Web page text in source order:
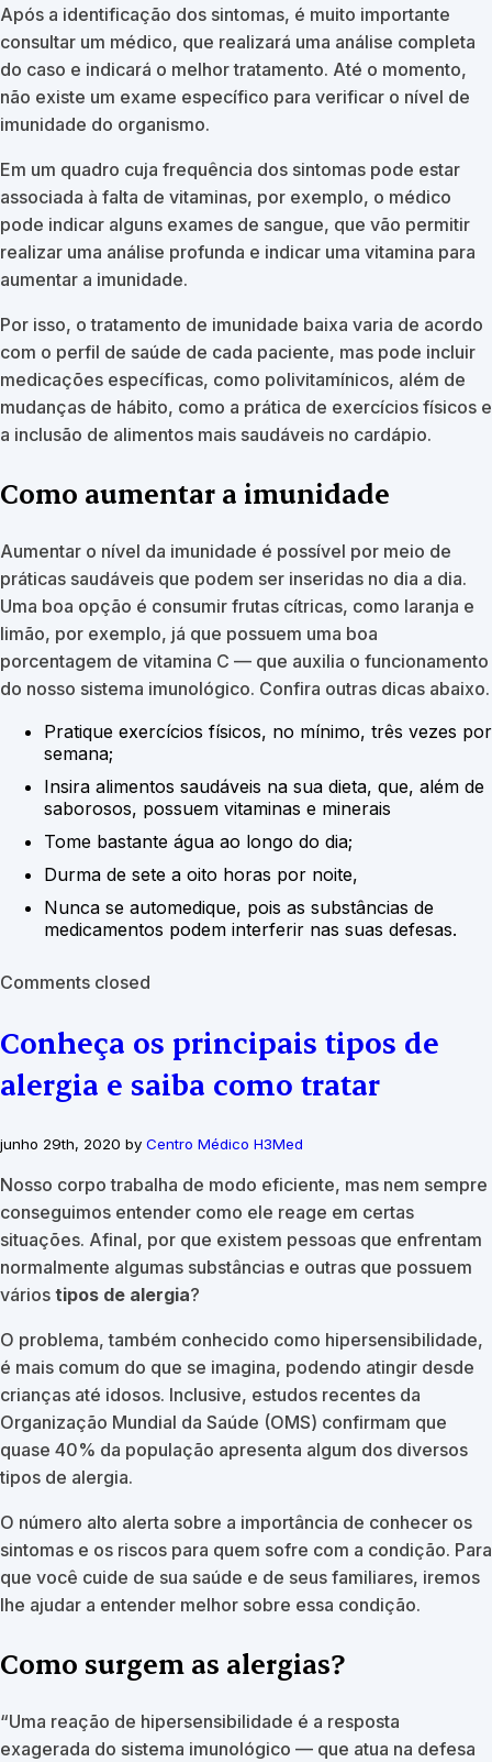
Após a identificação dos sintomas, é muito importante
consultar um médico, que realizará uma análise completa
do caso e indicará o melhor tratamento. Até o momento,
não existe um exame específico para verificar o nível de
imunidade do organismo.
Em um quadro cuja frequência dos sintomas pode estar
associada à falta de vitaminas, por exemplo, o médico
pode indicar alguns exames de sangue, que vão permitir
realizar uma análise profunda e indicar uma vitamina para
aumentar a imunidade.
Por isso, o tratamento de imunidade baixa varia de acordo
com o perfil de saúde de cada paciente, mas pode incluir
medicações específicas, como polivitamínicos, além de
mudanças de hábito, como a prática de exercícios físicos e
a inclusão de alimentos mais saudáveis no cardápio.
Como aumentar a imunidade
Aumentar o nível da imunidade é possível por meio de
práticas saudáveis que podem ser inseridas no dia a dia.
Uma boa opção é consumir frutas cítricas, como laranja e
limão, por exemplo, já que possuem uma boa
porcentagem de vitamina C — que auxilia o funcionamento
do nosso sistema imunológico. Confira outras dicas abaixo.
Pratique exercícios físicos, no mínimo, três vezes por
semana;
Insira alimentos saudáveis na sua dieta, que, além de
saborosos, possuem vitaminas e minerais
Tome bastante água ao longo do dia;
Durma de sete a oito horas por noite,
Nunca se automedique, pois as substâncias de
medicamentos podem interferir nas suas defesas.
Comments closed
Conheça os principais tipos de
alergia e saiba como tratar
junho 29th, 2020 by Centro Médico H3Med
Nosso corpo trabalha de modo eficiente, mas nem sempre
conseguimos entender como ele reage em certas
situações. Afinal, por que existem pessoas que enfrentam
normalmente algumas substâncias e outras que possuem
vários tipos de alergia?
O problema, também conhecido como hipersensibilidade,
é mais comum do que se imagina, podendo atingir desde
crianças até idosos. Inclusive, estudos recentes da
Organização Mundial da Saúde (OMS) confirmam que
quase 40% da população apresenta algum dos diversos
tipos de alergia.
O número alto alerta sobre a importância de conhecer os
sintomas e os riscos para quem sofre com a condição. Para
que você cuide de sua saúde e de seus familiares, iremos
lhe ajudar a entender melhor sobre essa condição.
Como surgem as alergias?
“Uma reação de hipersensibilidade é a resposta
exagerada do sistema imunológico — que atua na defesa